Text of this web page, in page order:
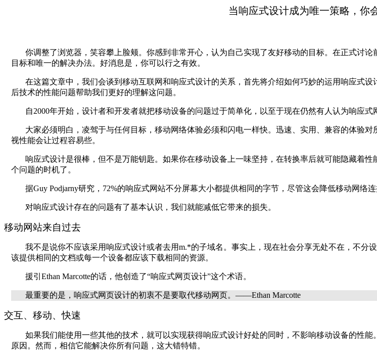
当响应式设计成为唯一策略，你
你调整了浏览器，笑容攀上脸颊。你感到非常开心，认为自己实现了友好移动的目标。在正式讨论
目标和唯一的解决办法。好消息是，你可以行之有效。
在这篇文章中，我们会谈到移动互联网和响应式设计的关系，首先将介绍如何巧妙的运用响应式
后技术的性能问题帮助我们更好的理解这问题。
自2000年开始，设计者和开发者就把移动设备的问题过于简单化，以至于现在仍然有人认为响应式
大家必须明白，凌驾于与任何目标，移动网络体验必须和闪电一样快。迅速、实用、兼容的体验
视性能会让过程容易些。
响应式设计是很棒，但不是万能钥匙。如果你在移动设备上一味坚持，在转换率后就可能隐藏着性
个问题的时机了。
据Guy Podjarny研究， 72%的响应式网站不分屏幕大小都提供相同的字节，尽管这会降低移动网络
对响应式设计存在的问题有了基本认识，我们就能减低它带来的损失。
移动网站来自过去
我不是说你不应该采用响应式设计或者去用m.*的子域名。事实上，现在社会分享无处不在，不分
该提供相同的文档或每一个设备都应该下载相同的资源。
援引 Ethan Marcotte的话，他创造了“响应式网页设计”这个术语。
最重要的是，响应式网页设计的初衷不是要取代移动网页。——Ethan Marcotte
交互、移动、快速
如果我们能使用一些其他的技术，就可以实现获得响应式设计好处的同时，不影响移动设备的性
原因。然而，相信它能解决你所有问题，这大错特错。